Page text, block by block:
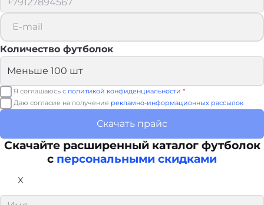
Количество футболок
Я соглашаюсь с политикой конфиденциальности *
Даю согласие на получение рекламно-информационных рассылок
Скачать прайс
Скачайте расширенный каталог футболок
с персональными скидками
X